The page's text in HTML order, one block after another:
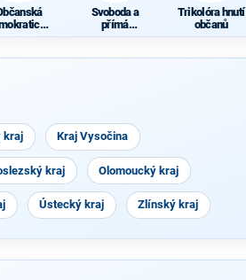
Svoboda a
přímá
Trikolóra hnutí
občanů
kraj Kraj Vysočina
kraj Olomoucký kraj
Ústecký kraj Zlínský kraj